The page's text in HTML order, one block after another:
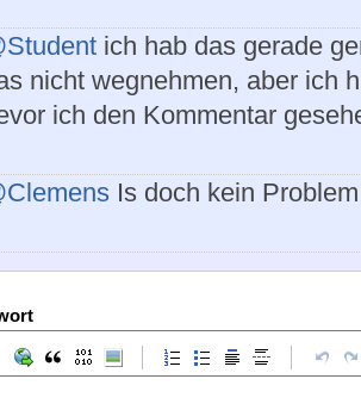
ich hab das gerade
nicht wegnehmen, aber ich
ich den Kommentar
Is doch kein